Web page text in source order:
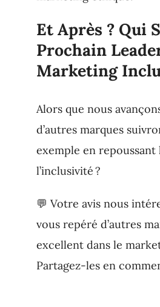
Et Après ? Qui
Prochain
Marketing
Alors que nous
d’autres marques
exemple en repoussant
l’inclusivité ?
💬 Votre avis nous
vous repéré d’autres
excellent dans le
Partagez-les en